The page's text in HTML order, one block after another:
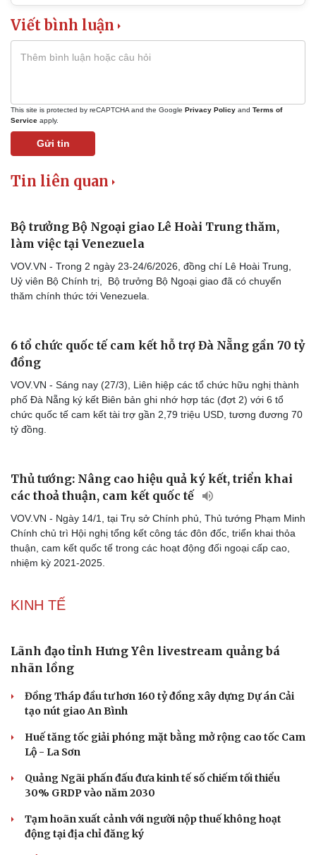
Thể thao
Bóng đá
Lịch thi đấu bóng đá
Thế giới thể thao
eSports
Hậu trường
Ô tô - Xe máy
Viết bình luận
This site is protected by reCAPTCHA and the Google Privacy Policy and Terms of
Service apply.
Gửi tin
Tin liên quan
Bộ trưởng Bộ Ngoại giao Lê Hoài Trung thăm,
làm việc tại Venezuela
VOV.VN - Trong 2 ngày 23-24/6/2026, đồng chí Lê Hoài Trung,
Uỷ viên Bộ Chính trị, Bộ trưởng Bộ Ngoại giao đã có chuyến
thăm chính thức tới Venezuela.
6 tổ chức quốc tế cam kết hỗ trợ Đà Nẵng gần 70 tỷ
đồng
VOV.VN - Sáng nay (27/3), Liên hiệp các tổ chức hữu nghị thành
phố Đà Nẵng ký kết Biên bản ghi nhớ hợp tác (đợt 2) với 6 tổ
chức quốc tế cam kết tài trợ gần 2,79 triệu USD, tương đương 70
tỷ đồng.
Thủ tướng: Nâng cao hiệu quả ký kết, triển khai
các thoả thuận, cam kết quốc tế
VOV.VN - Ngày 14/1, tại Trụ sở Chính phủ, Thủ tướng Phạm Minh
Chính chủ trì Hội nghị tổng kết công tác đôn đốc, triển khai thỏa
thuận, cam kết quốc tế trong các hoạt động đối ngoại cấp cao,
nhiệm kỳ 2021-2025.
KINH TẾ
Lãnh đạo tỉnh Hưng Yên livestream quảng bá
nhãn lồng
Đồng Tháp đầu tư hơn 160 tỷ đồng xây dựng Dự án Cải
tạo nút giao An Bình
Huế tăng tốc giải phóng mặt bằng mở rộng cao tốc Cam
Lộ - La Sơn
Quảng Ngãi phấn đấu đưa kinh tế số chiếm tối thiểu
30% GRDP vào năm 2030
Tạm hoãn xuất cảnh với người nộp thuế không hoạt
động tại địa chỉ đăng ký